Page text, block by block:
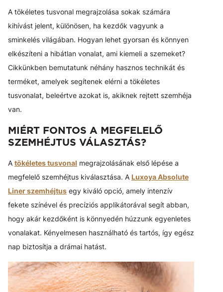
A tökéletes tusvonal megrajzolása sokak számára
kihívást jelent, különösen, ha kezdők vagyunk a
sminkelés világában. Hogyan lehet gyorsan és könnyen
elkészíteni a hibátlan vonalat, ami kiemeli a szemeket?
Cikkünkben bemutatunk néhány hasznos technikát és
terméket, amelyek segítenek elérni a tökéletes
tusvonalat, beleértve azokat is, akiknek rejtett szemhéja
van.
MIÉRT FONTOS A MEGFELELŐ
SZEMHÉJTUS VÁLASZTÁS?
A tökéletes tusvonal megrajzolásának első lépése a
megfelelő szemhéjtus kiválasztása. A Luxoya Absolute
Liner szemhéjtus egy kiváló opció, amely intenzív
fekete színével és precíziós applikátorával segít abban,
hogy akár kezdőként is könnyedén húzzunk egyenletes
vonalakat. Kényelmesen használható és tartós, így egész
nap biztosítja a drámai hatást.